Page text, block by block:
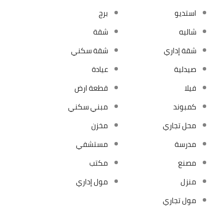
استديو
برج
شاليه
شقة
شقة إداري
شقة سكني
صيدلية
عيادة
فيلا
قطعة ارض
كمبوند
مبني سكني
محل تجاري
مخزن
مدرسة
مستشفي
مصنع
مكتب
منزل
مول إداري
مول تجاري